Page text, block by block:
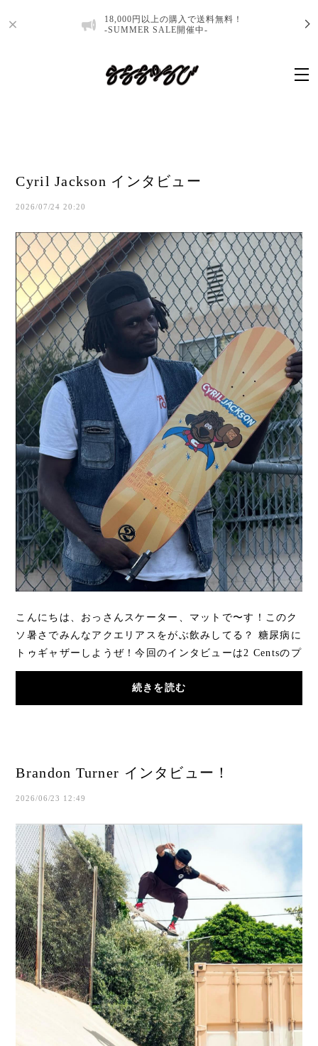
18,000円以上の購入で送料無料！
-SUMMER SALE開催中-
Cyril Jackson インタビュー
2026/07/24 20:20
こんにちは、おっさんスケーター、マットで〜す！このク
ソ暑さでみんなアクエリアスをがぶ飲みしてる？ 糖尿病に
トゥギャザーしようぜ！今回のインタビューは2 Centsのプ
ロ、ギャップキラー、俺が一番好きなスケ...
続きを読む
Brandon Turner インタビュー！
2026/06/23 12:49